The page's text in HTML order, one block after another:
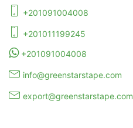
+201091004008
+201011199245
+201091004008
info@greenstarstape.com
export@greenstarstape.com